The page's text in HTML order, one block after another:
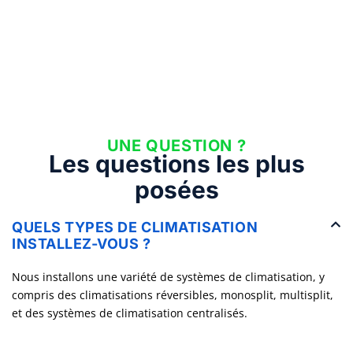
UNE QUESTION ?
Les questions les plus
posées
QUELS TYPES DE CLIMATISATION
INSTALLEZ-VOUS ?
Nous installons une variété de systèmes de climatisation, y
compris des climatisations réversibles, monosplit, multisplit,
et des systèmes de climatisation centralisés.